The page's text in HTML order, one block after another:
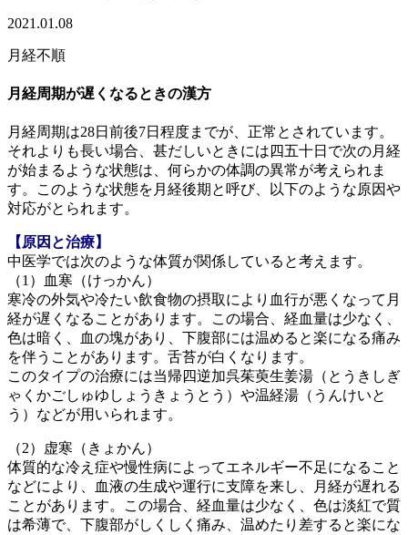
2021.01.08
月経不順
月経周期が遅くなるときの漢方
月経周期は28日前後7日程度までが、正常とされています。
それよりも長い場合、甚だしいときには四五十日で次の月経
が始まるような状態は、何らかの体調の異常が考えられま
す。このような状態を月経後期と呼び、以下のような原因や
対応がとられます。
【原因と治療】
中医学では次のような体質が関係していると考えます。
（1）血寒（けっかん）
寒冷の外気や冷たい飲食物の摂取により血行が悪くなって月
経が遅くなることがあります。この場合、経血量は少なく、
色は暗く、血の塊があり、下腹部には温めると楽になる痛み
を伴うことがあります。舌苔が白くなります。
このタイプの治療には当帰四逆加呉茱萸生姜湯（とうきしぎ
ゃくかごしゅゆしょうきょうとう）や温経湯（うんけいと
う）などが用いられます。
（2）虚寒（きょかん）
体質的な冷え症や慢性病によってエネルギー不足になること
などにより、血液の生成や運行に支障を来し、月経が遅れる
ことがあります。この場合、経血量は少なく、色は淡紅で質
は希薄で、下腹部がしくしく痛み、温めたり差すると楽にな